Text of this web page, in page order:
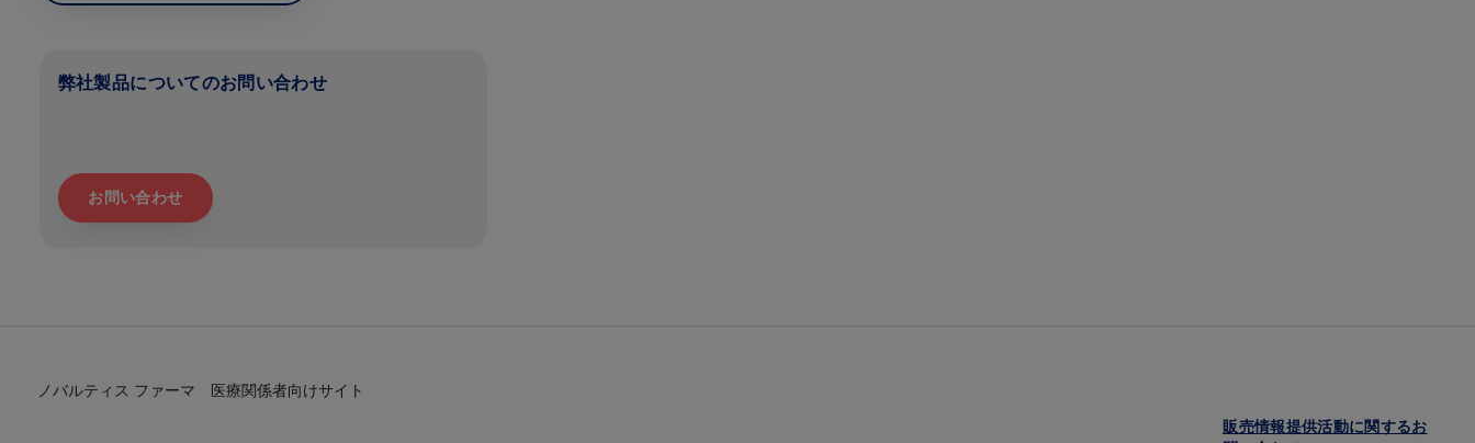
弊社製品についてのお問い合わせ
お問い合わせ
ノバルティス ファーマ 医療関係者向けサイト
販売情報提供活動に関するお